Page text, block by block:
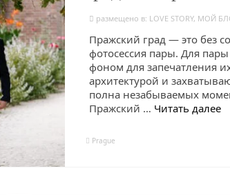
размещено в: LOVE STORY, МОЙ
Пражский град — это без
фотосессия пары. Для
фоном для запечатления
архитектурой и
полна незабываемых
Пражский … Читать далее
Prague